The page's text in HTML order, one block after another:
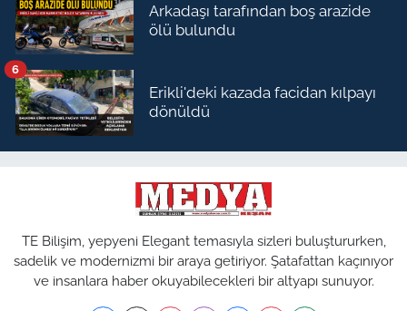
Arkadaşı tarafından boş arazide
ölü bulundu
Erikli'deki kazada facidan kılpayı
dönüldü
6
TE Bilişim, yepyeni Elegant temasıyla sizleri buluştururken,
sadelik ve modernizmi bir araya getiriyor. Şatafattan kaçınıyor
ve insanlara haber okuyabilecekleri bir altyapı sunuyor.